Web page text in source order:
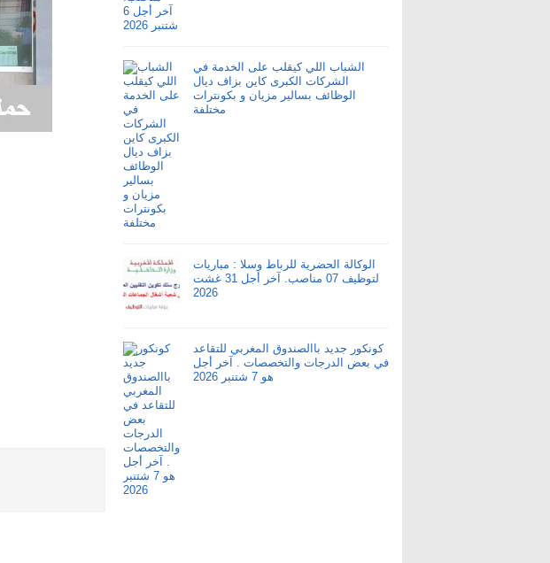
الشباب اللي كيقلب على الخدمة في
الشركات الكبرى كاين بزاف ديال
الوظائف بسالير مزيان و بكونترات
مختلفة
الوكالة الحضرية للرباط وسلا : مباريات
لتوظيف 07 مناصب. آخر أجل 31 غشت
2026
كونكور جديد باالصندوق المغربي للتقاعد
في بعض الدرجات والتخصصات . آخر أجل
هو 7 شتنبر 2026